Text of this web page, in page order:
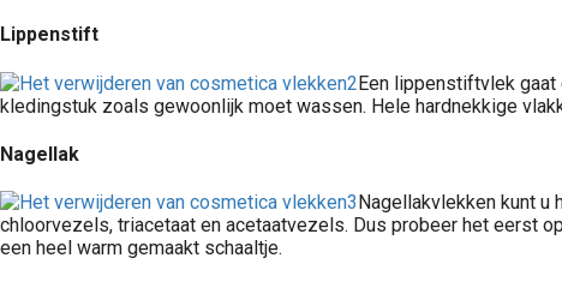
Lippenstift
Een lippenstiftvlek gaat
kledingstuk zoals gewoonlijk moet wassen. Hele hardnekkige
Nagellak
Nagellakvlekken kunt u
chloorvezels, triacetaat en acetaatvezels. Dus probeer het eerst
een heel warm gemaakt schaaltje.